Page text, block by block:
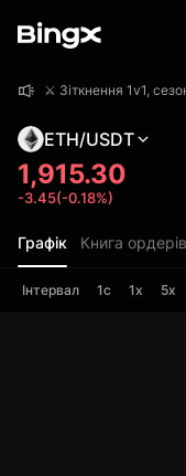
ETH/USDT
1,915.30
-3.45(-0.18%)
Графік Книга ордерів
Інтервал 1с 1х 5х